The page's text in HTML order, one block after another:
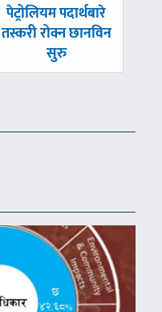
अघिल्लाे
-
पेट्रोलियम पदार्थबारे
तस्करी रोक्न छानविन
सुरु